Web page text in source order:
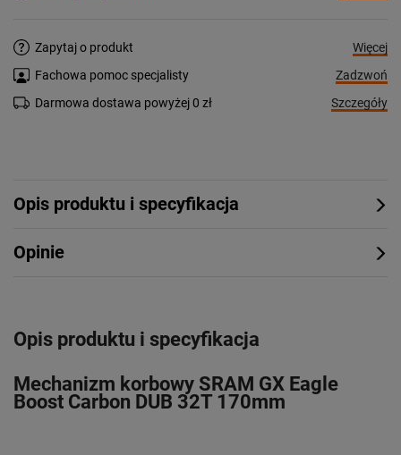
Zapytaj o produkt
Więcej
Fachowa pomoc specjalisty
Zadzwoń
Darmowa dostawa powyżej 0 zł
Szczegóły
Opis produktu i specyfikacja
Opinie
Opis produktu i specyfikacja
Mechanizm korbowy SRAM GX Eagle
Boost Carbon DUB 32T 170mm